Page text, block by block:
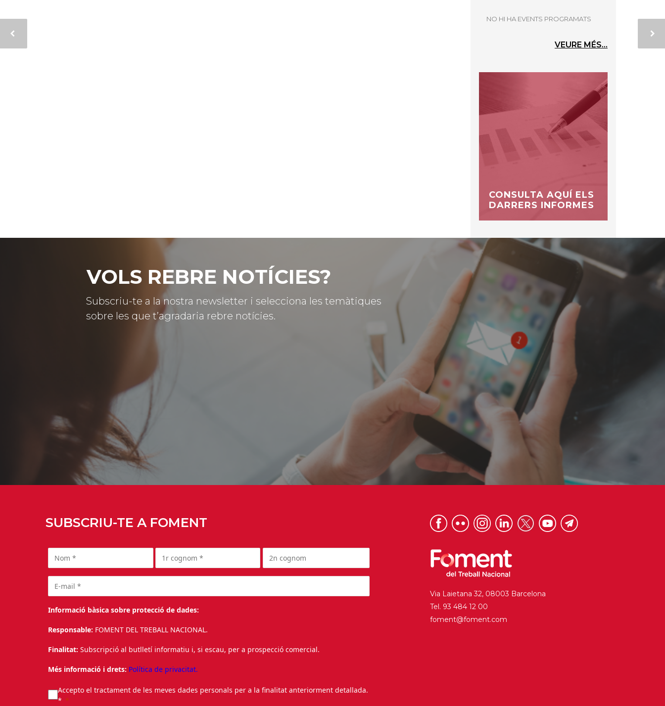
NO HI HA EVENTS PROGRAMATS
VEURE MÉS...
CONSULTA AQUÍ ELS
DARRERS INFORMES
VOLS REBRE NOTÍCIES?
Subscriu-te a la nostra newsletter i selecciona les temàtiques
sobre les que t’agradaria rebre notícies.
SUBSCRIU-TE A FOMENT
Informació bàsica sobre protecció de dades:
Responsable: FOMENT DEL TREBALL NACIONAL.
Finalitat: Subscripció al butlletí informatiu i, si escau, per a prospecció comercial.
Més informació i drets: Política de privacitat.
Accepto el tractament de les meves dades personals per a la finalitat anteriorment detallada.
*
Via Laietana 32, 08003 Barcelona
Tel. 93 484 12 00
foment@foment.com